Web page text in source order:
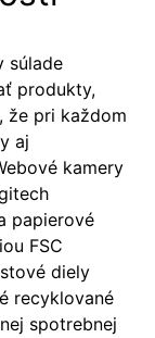
súlade
produkty,
že pri každom
aj
kamery
papierové
FSC
diely
recyklované
spotrebnej